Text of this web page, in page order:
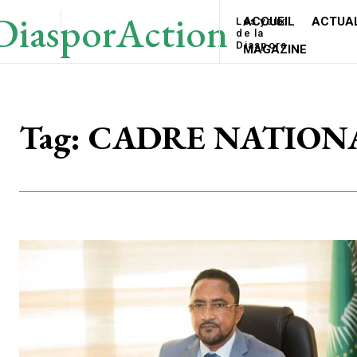
Les yeux
de la
Diaspora
ACCUEIL
MAGAZINE
Tag: CADRE